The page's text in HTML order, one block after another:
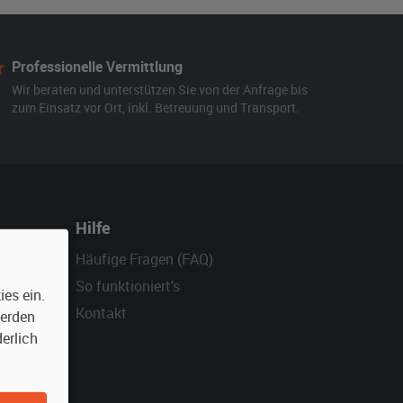
Professionelle Vermittlung
Wir beraten und unterstützen Sie von der Anfrage bis
zum Einsatz vor Ort, inkl. Betreuung und Transport.
Hilfe
Häufige Fragen (FAQ)
So funktioniert's
Kontakt
ein.